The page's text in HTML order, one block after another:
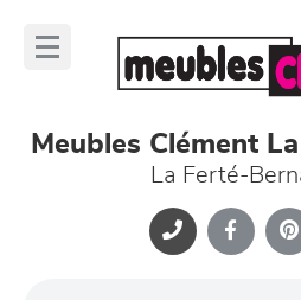
Meubles Clément
La Ferté-